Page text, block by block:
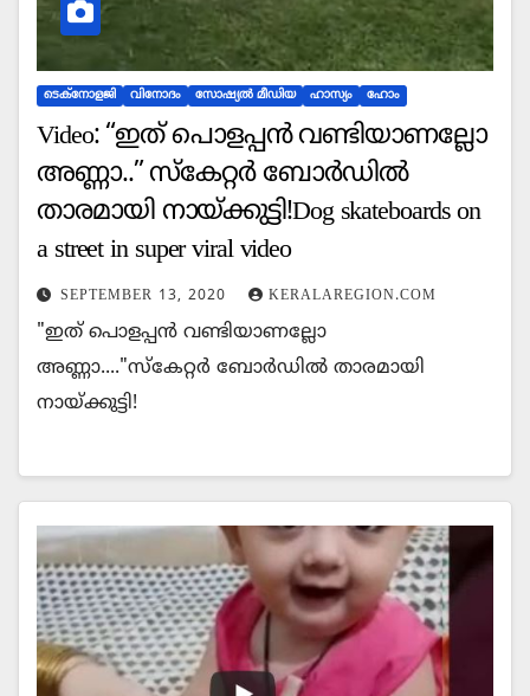
ടെക്‌നോളജി വിനോദം സോഷ്യല്‍ മീഡിയ ഹാസ്യം ഹോം
Video: “ഇത് പൊളപ്പന്‍ വണ്ടിയാണല്ലോ
അണ്ണാ..” സ്‌കേറ്റര്‍ ബോര്‍ഡില്‍
താരമായി നായ്ക്കുട്ടി!Dog skateboards on
a street in super viral video
SEPTEMBER 13, 2020 KERALAREGION.COM
"ഇത് പൊളപ്പന്‍ വണ്ടിയാണല്ലോ
അണ്ണാ...."സ്‌കേറ്റര്‍ ബോര്‍ഡില്‍ താരമായി
നായ്ക്കുട്ടി!